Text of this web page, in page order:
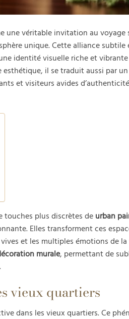
une véritable invitation au
unique. Cette alliance subtile
identité visuelle riche et
esthétique, il se traduit aussi par
et visiteurs avides
touches plus discrètes de urban
Elles transforment ces
et les multiples émotions de la
murale, permettant de
vieux quartiers
dans les vieux quartiers. Ce